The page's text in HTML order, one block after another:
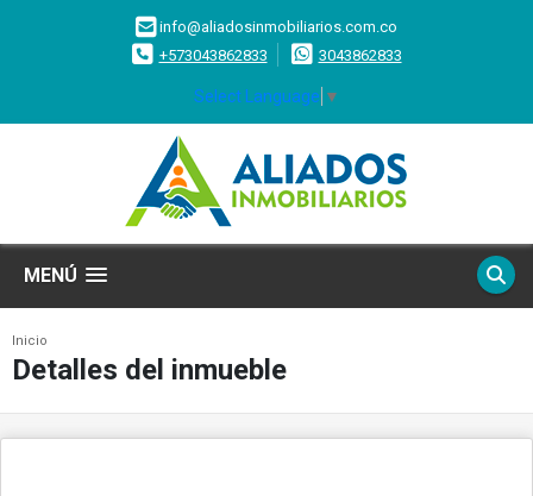
info@aliadosinmobiliarios.com.co
+573043862833
3043862833
Select Language ▼
MENÚ
Inicio
Detalles del inmueble